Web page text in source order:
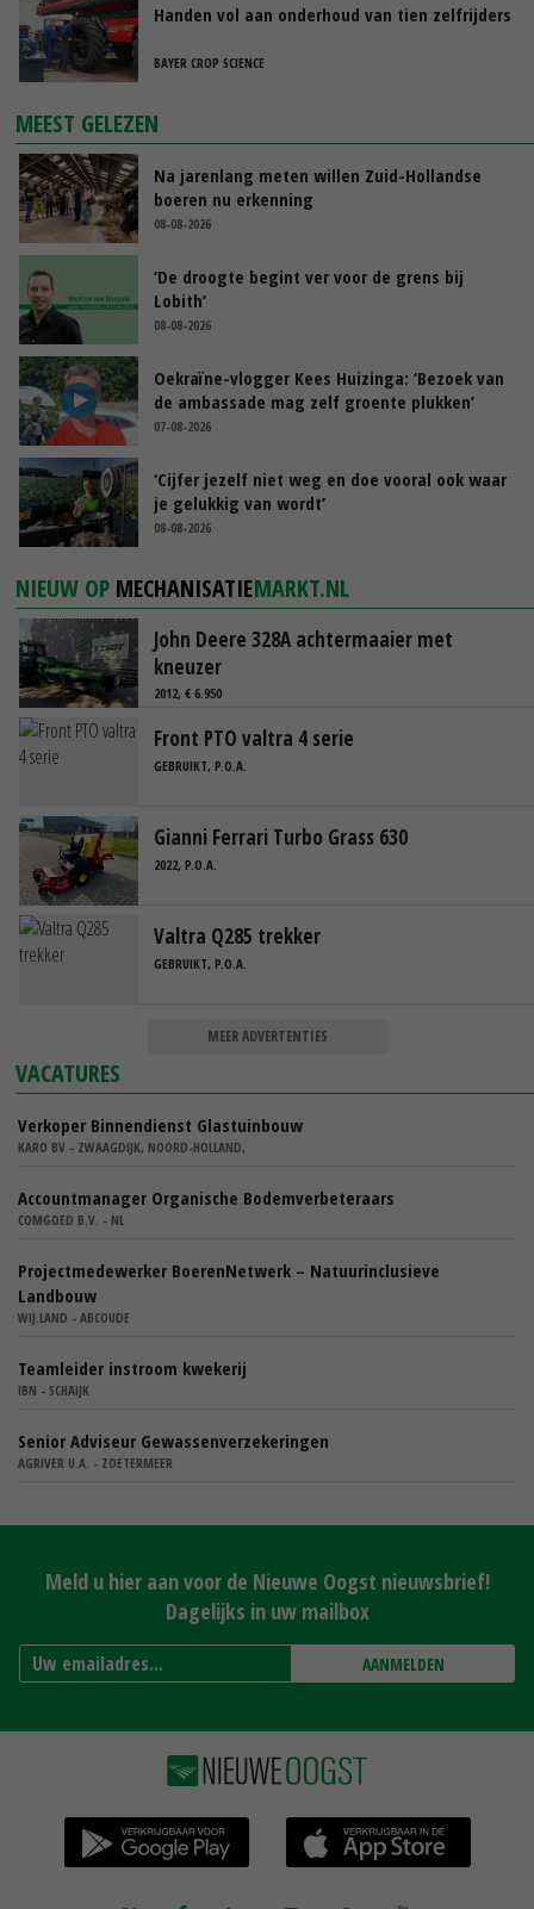
Handen vol aan onderhoud van tien zelfrijders
BAYER CROP SCIENCE
MEEST GELEZEN
Na jarenlang meten willen Zuid-Hollandse
boeren nu erkenning
08-08-2026
‘De droogte begint ver voor de grens bij
Lobith’
08-08-2026
Oekraïne-vlogger Kees Huizinga: ‘Bezoek van
de ambassade mag zelf groente plukken’
07-08-2026
‘Cijfer jezelf niet weg en doe vooral ook waar
je gelukkig van wordt’
08-08-2026
NIEUW OP MECHANISATIEMARKT.NL
John Deere 328A achtermaaier met
kneuzer
2012, € 6.950
Front PTO valtra 4 serie
GEBRUIKT, P.O.A.
Gianni Ferrari Turbo Grass 630
2022, P.O.A.
Valtra Q285 trekker
GEBRUIKT, P.O.A.
MEER ADVERTENTIES
VACATURES
Verkoper Binnendienst Glastuinbouw
KARO BV - ZWAAGDIJK, NOORD-HOLLAND,
Accountmanager Organische Bodemverbeteraars
COMGOED B.V. - NL
Projectmedewerker BoerenNetwerk – Natuurinclusieve
Landbouw
WIJ.LAND - ABCOUDE
Teamleider instroom kwekerij
IBN - SCHAIJK
Senior Adviseur Gewassenverzekeringen
AGRIVER U.A. - ZOETERMEER
Meld u hier aan voor de Nieuwe Oogst nieuwsbrief!
Dagelijks in uw mailbox
AANMELDEN